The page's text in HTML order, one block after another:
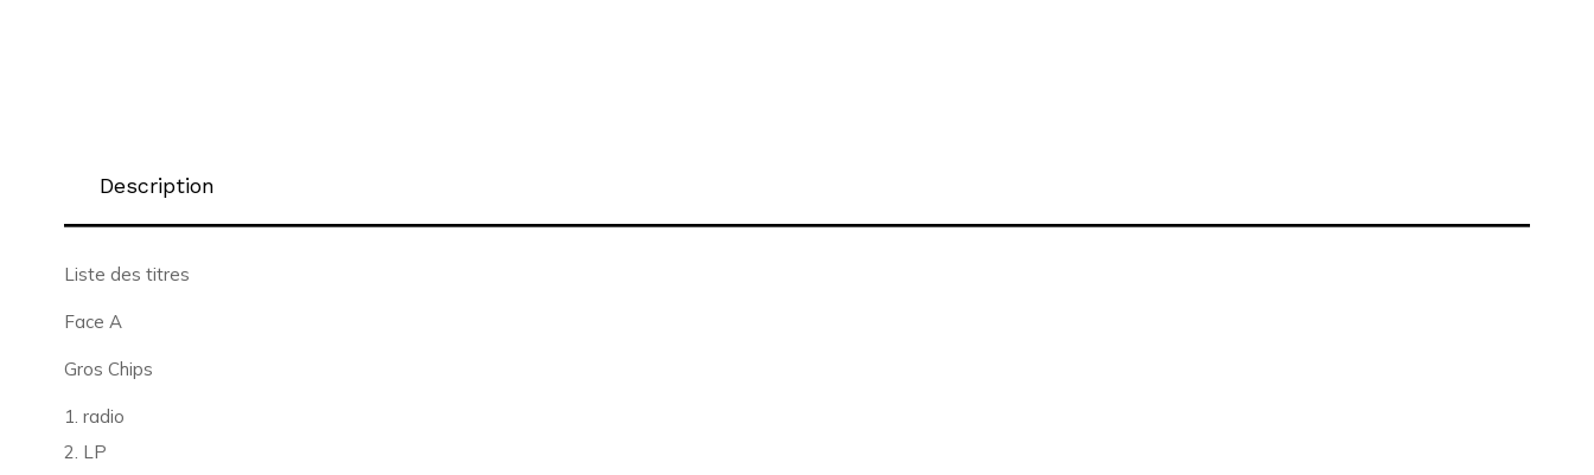
Description
Liste des titres
Face A
Gros Chips
1. radio
2. LP